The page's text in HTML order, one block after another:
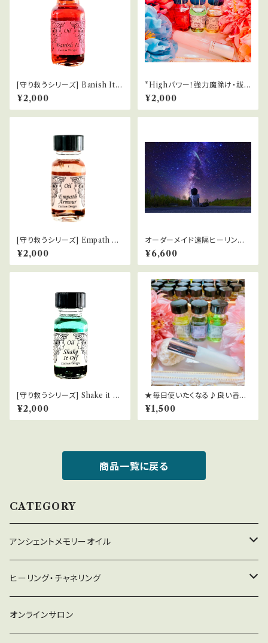
[守り救うシリーズ] Banish It
悪霊祓い
¥2,000
*Highパワー！強力魔除け・祓い
ブレンド
¥2,000
[守り救うシリーズ] Empath Ar
mour エンパスの防御服
¥2,000
オーダーメイド遠隔ヒーリング
【60分】
¥6,600
[守り救うシリーズ] Shake it of
f 呪縛を解く
¥2,000
★毎日使いたくなる♪良い香り
の【Innocent Clear浄化スプ
レー】
¥1,500
商品一覧に戻る
CATEGORY
アンシェントメモリーオイル
守り救うシリーズ
2022年新作オイル
ヒーリング・チャネリング
チャネリング
オンラインサロン